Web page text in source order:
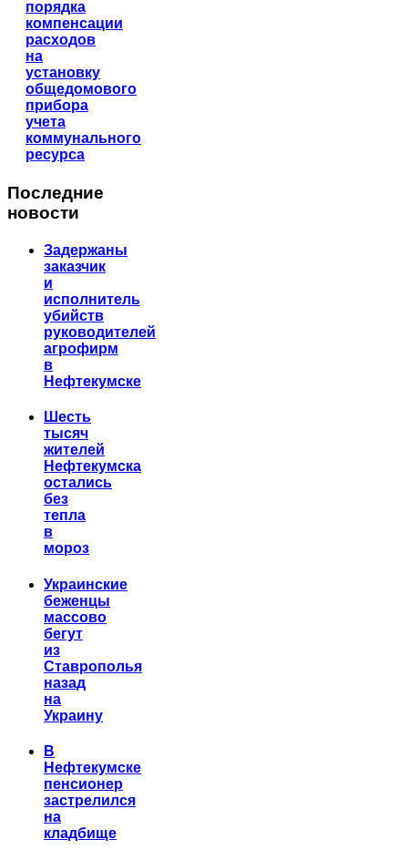
порядка
компенсации
расходов
на
установку
общедомового
прибора
учета
коммунального
ресурса
Последние
новости
Задержаны
заказчик
и
исполнитель
убийств
руководителей
агрофирм
в
Нефтекумске
Шесть
тысяч
жителей
Нефтекумска
остались
без
тепла
в
мороз
Украинские
беженцы
массово
бегут
из
Ставрополья
назад
на
Украину
В
Нефтекумске
пенсионер
застрелился
на
кладбище